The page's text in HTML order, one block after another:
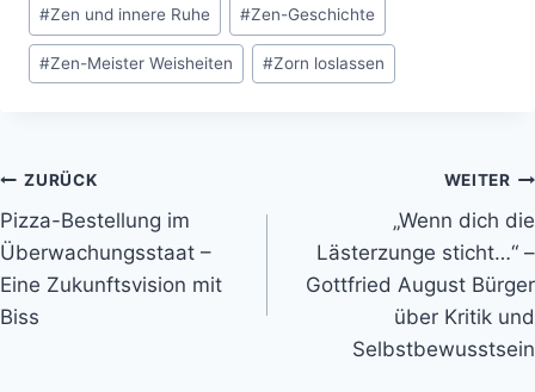
#Zen und innere Ruhe #Zen-Geschichte
#Zen-Meister Weisheiten #Zorn loslassen
Beitragsnavigation
ZURÜCK
Pizza-Bestellung im
Überwachungsstaat –
Eine Zukunftsvision mit
Biss
WEITER
„Wenn dich die
Lästerzunge sticht…“ –
Gottfried August Bürger
über Kritik und
Selbstbewusstsein